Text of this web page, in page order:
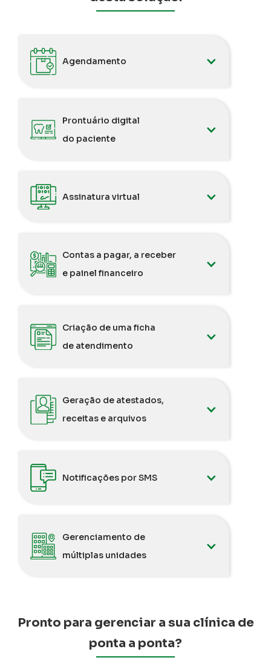
Agendamento
Prontuário digital
do paciente
Assinatura virtual
Contas a pagar, a receber
e painel financeiro
Criação de uma ficha
de atendimento
Geração de atestados,
receitas e arquivos
Notificações por SMS
Gerenciamento de
múltiplas unidades
Pronto para gerenciar a sua clínica de
ponta a ponta?